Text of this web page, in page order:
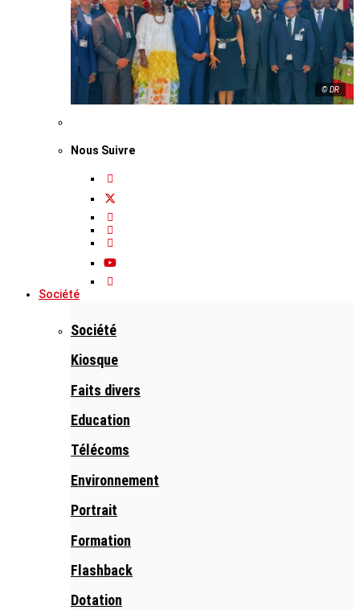
© DR
Nous Suivre
Société
Société
Kiosque
Faits divers
Education
Télécoms
Environnement
Portrait
Formation
Flashback
Dotation